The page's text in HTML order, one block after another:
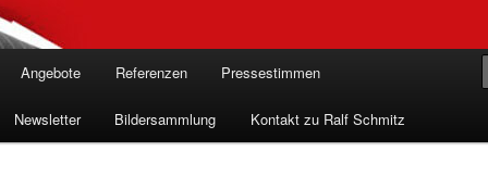
Angebote Referenzen Pressestimmen
Newsletter Bildersammlung Kontakt zu Ralf Schmitz